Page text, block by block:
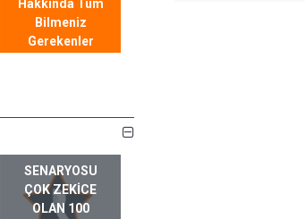
Hakkında Tüm
Bilmeniz
Gerekenler
SENARYOSU
ÇOK ZEKICE
OLAN 100